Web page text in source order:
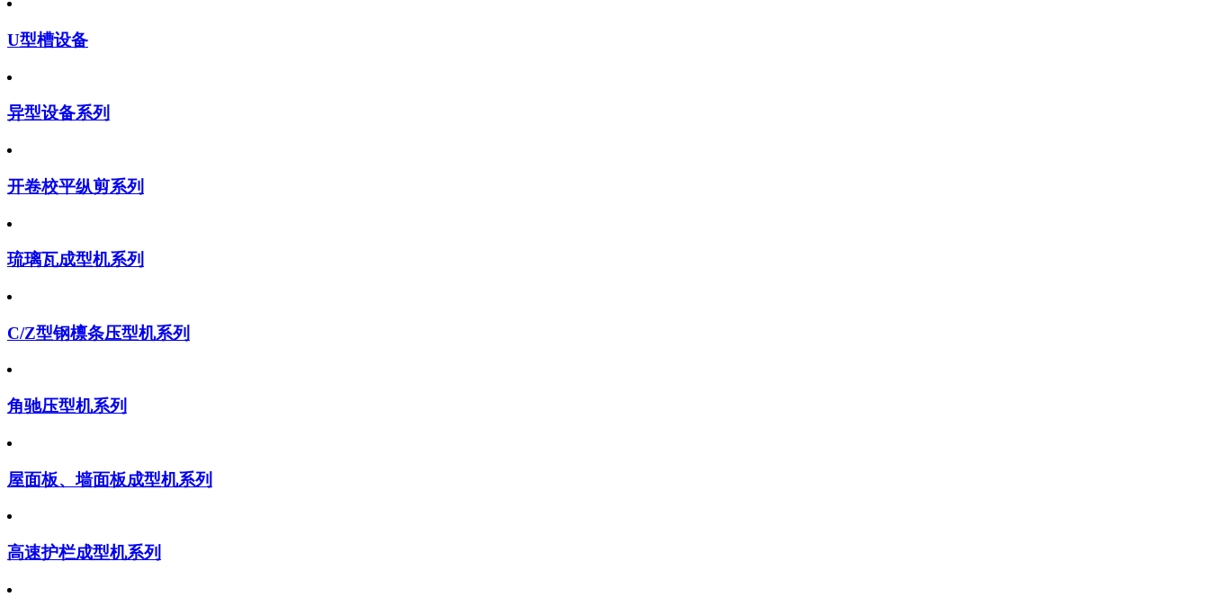
U型槽设备
异型设备系列
开卷校平纵剪系列
琉璃瓦成型机系列
C/Z型钢檩条压型机系列
角驰压型机系列
屋面板、墙面板成型机系列
高速护栏成型机系列